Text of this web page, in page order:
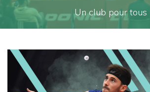
Un club pour tous